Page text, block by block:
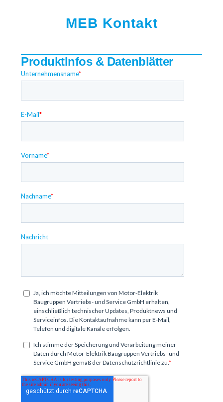
MEB Kontakt
ProduktInfos & Datenblätter